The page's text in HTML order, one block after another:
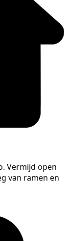
Vermijd open
van ramen en